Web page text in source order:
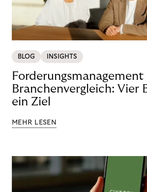
BLOG INSIGHTS
Forderungsmanagement
Branchenvergleich: Vier
ein Ziel
MEHR LESEN